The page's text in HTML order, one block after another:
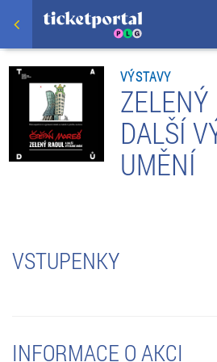
VÝSTAVY
DALŠÍ
UMĚNÍ
VSTUPENKY
INFORMACE O AKCI